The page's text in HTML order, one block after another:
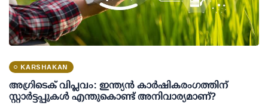
KARSHAKAN
അഗ്രിടെക് വിപ്ലവം: ഇന്ത്യൻ കാർഷികരംഗത്തിന്
സ്റ്റാർട്ടപ്പുകൾ എന്തുകൊണ്ട് അനിവാര്യമാണ്?